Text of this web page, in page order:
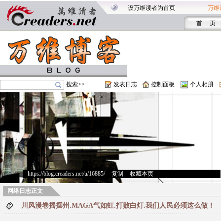
设万维读者为首页 万维
首 页
搜索>> 发表日志 控制面板 个人相册
https://blog.creaders.net/u/16885/> 复制 收藏本页
网络日志正文
川风漫卷摇摆州.MAGA气如虹.打败白灯.我们人民必须这么做！